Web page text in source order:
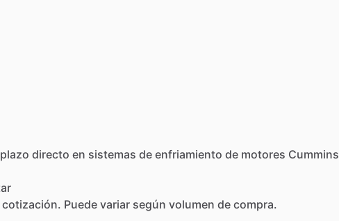
directo en sistemas de enfriamiento de motores
cotización. Puede variar según volumen de compra.